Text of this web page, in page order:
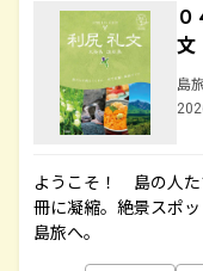
島旅
ようこそ！ 島の人た
冊に凝縮。絶景スポ
島旅へ。